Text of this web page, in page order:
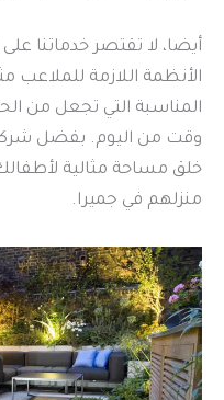
أيضا، لا تقتصر خدماتنا
الأنظمة اللازمة للملاعب
المناسبة التي تجعل من
وقت من اليوم. بفضل
خلق مساحة مثالية
منزلهم في جميرا.